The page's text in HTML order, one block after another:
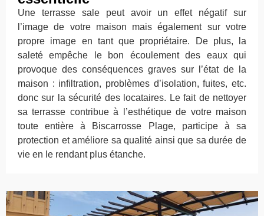
Une terrasse sale peut avoir un effet négatif sur
l’image de votre maison mais également sur votre
propre image en tant que propriétaire. De plus, la
saleté empêche le bon écoulement des eaux qui
provoque des conséquences graves sur l’état de la
maison : infiltration, problèmes d’isolation, fuites, etc.
donc sur la sécurité des locataires. Le fait de nettoyer
sa terrasse contribue à l’esthétique de votre maison
toute entière à Biscarrosse Plage, participe à sa
protection et améliore sa qualité ainsi que sa durée de
vie en le rendant plus étanche.